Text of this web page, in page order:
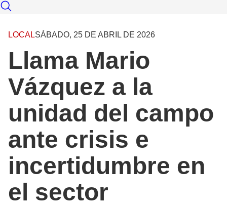
LOCALSÁBADO, 25 DE ABRIL DE 2026
Llama Mario
Vázquez a la
unidad del campo
ante crisis e
incertidumbre en
el sector